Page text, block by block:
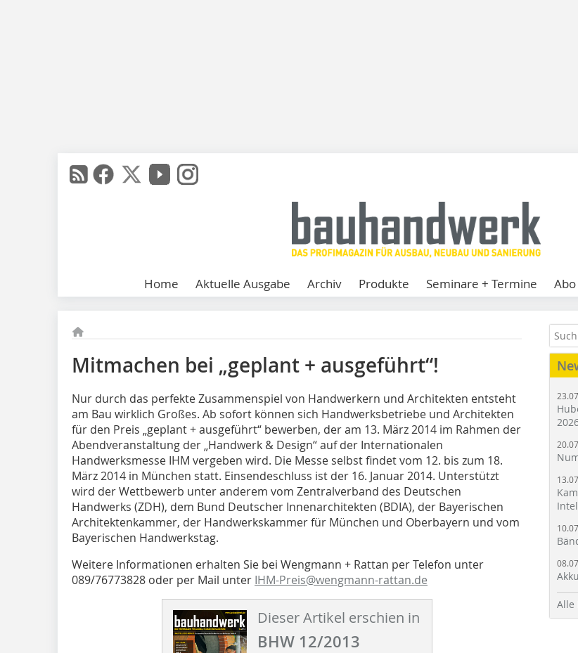
Home Aktuelle Ausgabe Archiv Produkte Seminare + Termine Abo
Mitmachen bei „geplant + ausgeführt“!
Nur durch das perfekte Zusammenspiel von Handwerkern und Architekten entsteht
am Bau wirklich Großes. Ab sofort können sich Handwerksbetriebe und Architekten
für den Preis „geplant + ausgeführt“ bewerben, der am 13. März 2014 im Rahmen der
Abendveranstaltung der „Handwerk & Design“ auf der Internationalen
Handwerksmesse IHM vergeben wird. Die Messe selbst findet vom 12. bis zum 18.
März 2014 in München statt. Einsendeschluss ist der 16. Januar 2014. Unterstützt
wird der Wettbewerb unter anderem vom Zentralverband des Deutschen
Handwerks (ZDH), dem Bund Deutscher Innenarchitekten (BDIA), der Bayerischen
Architektenkammer, der Handwerkskammer für München und Oberbayern und vom
Bayerischen Handwerkstag.
Weitere Informationen erhalten Sie bei Wengmann + Rattan per Telefon unter
089/76773828 oder per Mail unter IHM-Preis@wengmann-rattan.de
Dieser Artikel erschien in
BHW 12/2013
Alle